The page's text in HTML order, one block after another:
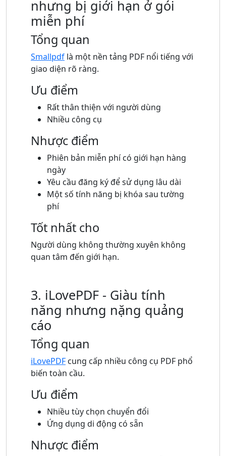
nhưng bị giới hạn ở gói
miễn phí
Tổng quan
Smallpdf là một nền tảng PDF nổi tiếng với
giao diện rõ ràng.
Ưu điểm
Rất thân thiện với người dùng
Nhiều công cụ
Nhược điểm
Phiên bản miễn phí có giới hạn hàng
ngày
Yêu cầu đăng ký để sử dụng lâu dài
Một số tính năng bị khóa sau tường
phí
Tốt nhất cho
Người dùng không thường xuyên không
quan tâm đến giới hạn.
3. iLovePDF - Giàu tính
năng nhưng nặng quảng
cáo
Tổng quan
iLovePDF cung cấp nhiều công cụ PDF phổ
biến toàn cầu.
Ưu điểm
Nhiều tùy chọn chuyển đổi
Ứng dụng di động có sẵn
Nhược điểm